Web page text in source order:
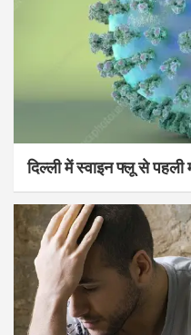
दिल्ली में स्वाइन फ्लू से